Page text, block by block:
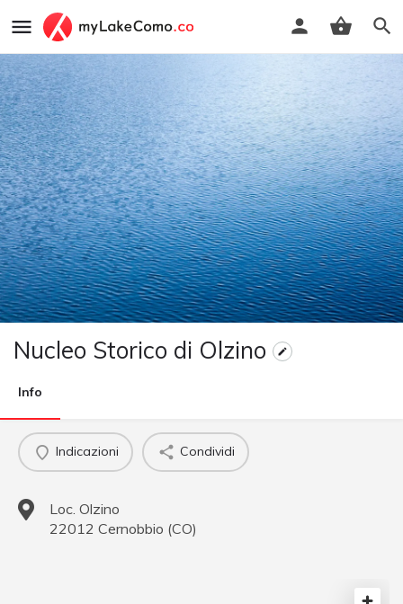
Nucleo Storico di Olzino
Info
Indicazioni Condividi
Loc. Olzino
22012 Cernobbio (CO)